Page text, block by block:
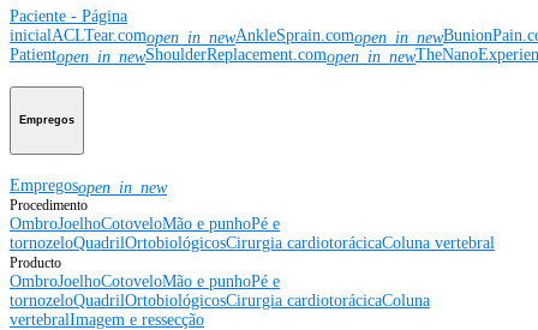
Paciente - Página
inicialACLTear.comopen_in_newAnkleSprain.comopen_in_new
Patientopen_in_newShoulderReplacement.comopen_in_new
Empregos
Empregosopen_in_new
Procedimento
OmbroJoelhoCotoveloMão e punhoPé e
tornozeloQuadrilOrtobiológicosCirurgia cardiotorácicaColuna vertebral
Producto
OmbroJoelhoCotoveloMão e punhoPé e
tornozeloQuadrilOrtobiológicosCirurgia cardiotorácicaColuna
vertebralImagem e ressecção